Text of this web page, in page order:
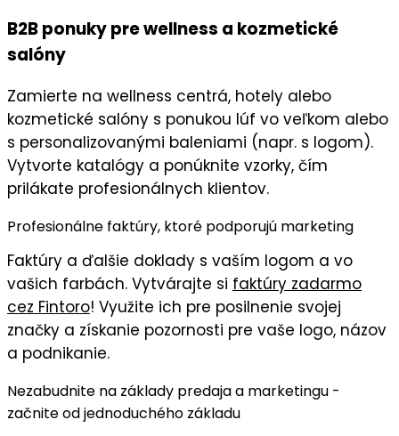
B2B ponuky pre wellness a kozmetické
salóny
Zamierte na wellness centrá, hotely alebo
kozmetické salóny s ponukou lúf vo veľkom alebo
s personalizovanými baleniami (napr. s logom).
Vytvorte katalógy a ponúknite vzorky, čím
prilákate profesionálnych klientov.
Profesionálne faktúry, ktoré podporujú marketing
Faktúry a ďalšie doklady s vaším logom a vo
vašich farbách. Vytvárajte si faktúry zadarmo
cez Fintoro! Využite ich pre posilnenie svojej
značky a získanie pozornosti pre vaše logo, názov
a podnikanie.
Nezabudnite na základy predaja a marketingu -
začnite od jednoduchého základu